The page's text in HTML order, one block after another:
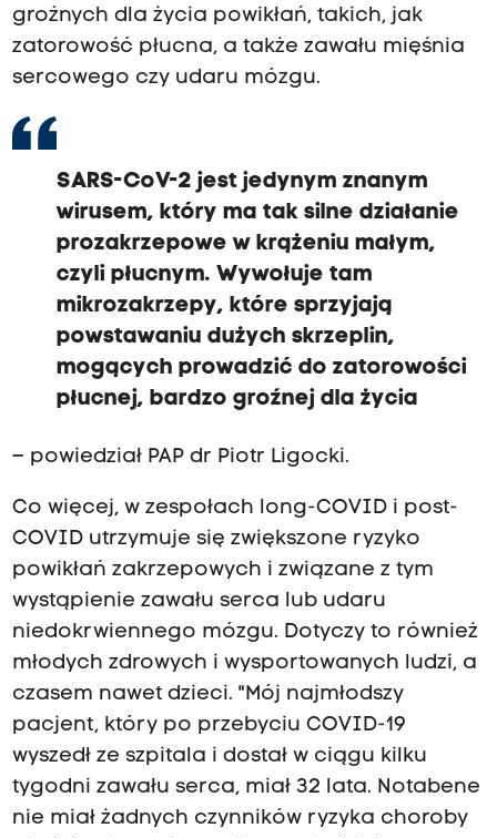
groźnych dla życia powikłań, takich, jak
zatorowość płucna, a także zawału mięśnia
sercowego czy udaru mózgu.
SARS-CoV-2 jest jedynym znanym
wirusem, który ma tak silne działanie
prozakrzepowe w krążeniu małym,
czyli płucnym. Wywołuje tam
mikrozakrzepy, które sprzyjają
powstawaniu dużych skrzeplin,
mogących prowadzić do zatorowości
płucnej, bardzo groźnej dla życia
– powiedział PAP dr Piotr Ligocki.
Co więcej, w zespołach long-COVID i post-
COVID utrzymuje się zwiększone ryzyko
powikłań zakrzepowych i związane z tym
wystąpienie zawału serca lub udaru
niedokrwiennego mózgu. Dotyczy to również
młodych zdrowych i wysportowanych ludzi, a
czasem nawet dzieci. "Mój najmłodszy
pacjent, który po przebyciu COVID-19
wyszedł ze szpitala i dostał w ciągu kilku
tygodni zawału serca, miał 32 lata. Notabene
nie miał żadnych czynników ryzyka choroby